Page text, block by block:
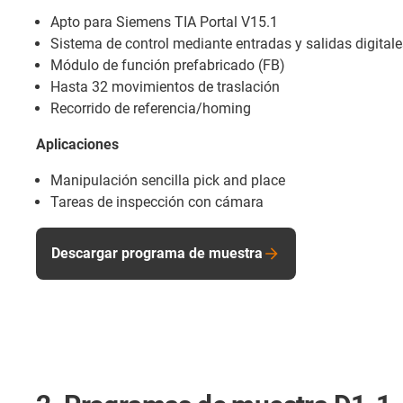
Apto para Siemens TIA Portal V15.1
Sistema de control mediante entradas y salidas
Módulo de función prefabricado (FB)
Hasta 32 movimientos de traslación
Recorrido de referencia/homing
Aplicaciones
Manipulación sencilla pick and place
Tareas de inspección con cámara
Descargar programa de muestra